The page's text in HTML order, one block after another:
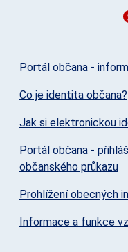
Portál občana -
Co je identita občana?
Jak si elektronickou
Portál občana -
občanského průkazu
Prohlížení obecných
Informace a funkce